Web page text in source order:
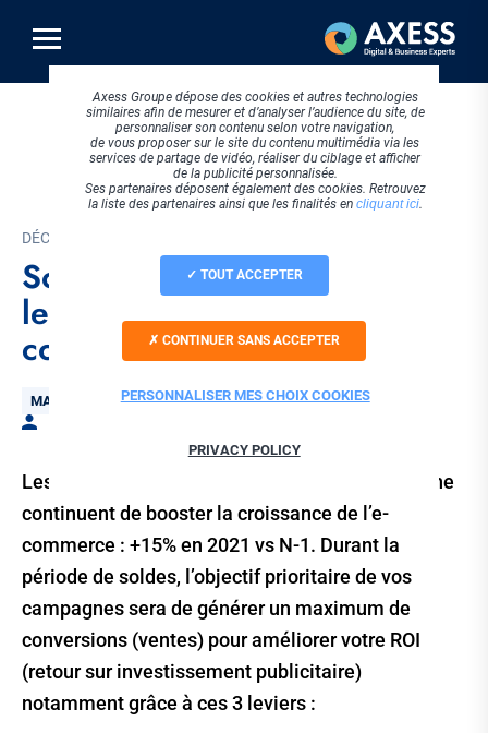
contenu
principal
DÉCEMBRE 2021
Soldes d’hiver 2021 : 3
leviers essentiels de l’e-
commerce
Thématique
MARKETING DIGITAL
Les comportements des consommateurs en ligne
continuent de booster la croissance de l’e-
commerce : +15% en 2021 vs N-1. Durant la
période de soldes, l’objectif prioritaire de vos
campagnes sera de générer un maximum de
conversions (ventes) pour améliorer votre ROI
(retour sur investissement publicitaire)
notamment grâce à ces 3 leviers :
Axess Groupe dépose des cookies et autres technologies
similaires afin de mesurer et d’analyser l’audience du site, de
personnaliser son contenu selon votre navigation,
de vous proposer sur le site du contenu multimédia via les
services de partage de vidéo, réaliser du ciblage et afficher
de la publicité personnalisée.
Ses partenaires déposent également des cookies. Retrouvez
la liste des partenaires ainsi que les finalités en cliquant ici.
TOUT ACCEPTER
CONTINUER SANS ACCEPTER
PERSONNALISER MES CHOIX COOKIES
PRIVACY POLICY